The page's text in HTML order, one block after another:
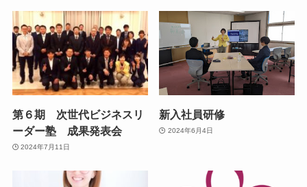
第６期 次世代ビジネスリ
ーダー塾 成果発表会
2024年7月11日
新入社員研修
2024年6月4日